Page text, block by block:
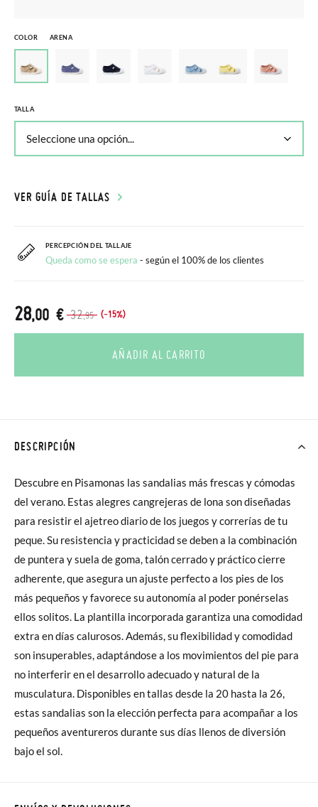
COLOR ARENA
TALLA
VER GUÍA DE TALLAS
PERCEPCIÓN DEL TALLAJE
Queda como se espera - según el 100% de los clientes
32,95 (-15%)
28,00 €
AÑADIR AL CARRITO
DESCRIPCIÓN
Descubre en Pisamonas las sandalias más frescas y cómodas
del verano. Estas alegres cangrejeras de lona son diseñadas
para resistir el ajetreo diario de los juegos y correrías de tu
peque. Su resistencia y practicidad se deben a la combinación
de puntera y suela de goma, talón cerrado y práctico cierre
adherente, que asegura un ajuste perfecto a los pies de los
más pequeños y favorece su autonomía al poder ponérselas
ellos solitos. La plantilla incorporada garantiza una comodidad
extra en días calurosos. Además, su flexibilidad y comodidad
son insuperables, adaptándose a los movimientos del pie para
no interferir en el desarrollo adecuado y natural de la
musculatura. Disponibles en tallas desde la 20 hasta la 26,
estas sandalias son la elección perfecta para acompañar a los
pequeños aventureros durante sus días llenos de diversión
bajo el sol.